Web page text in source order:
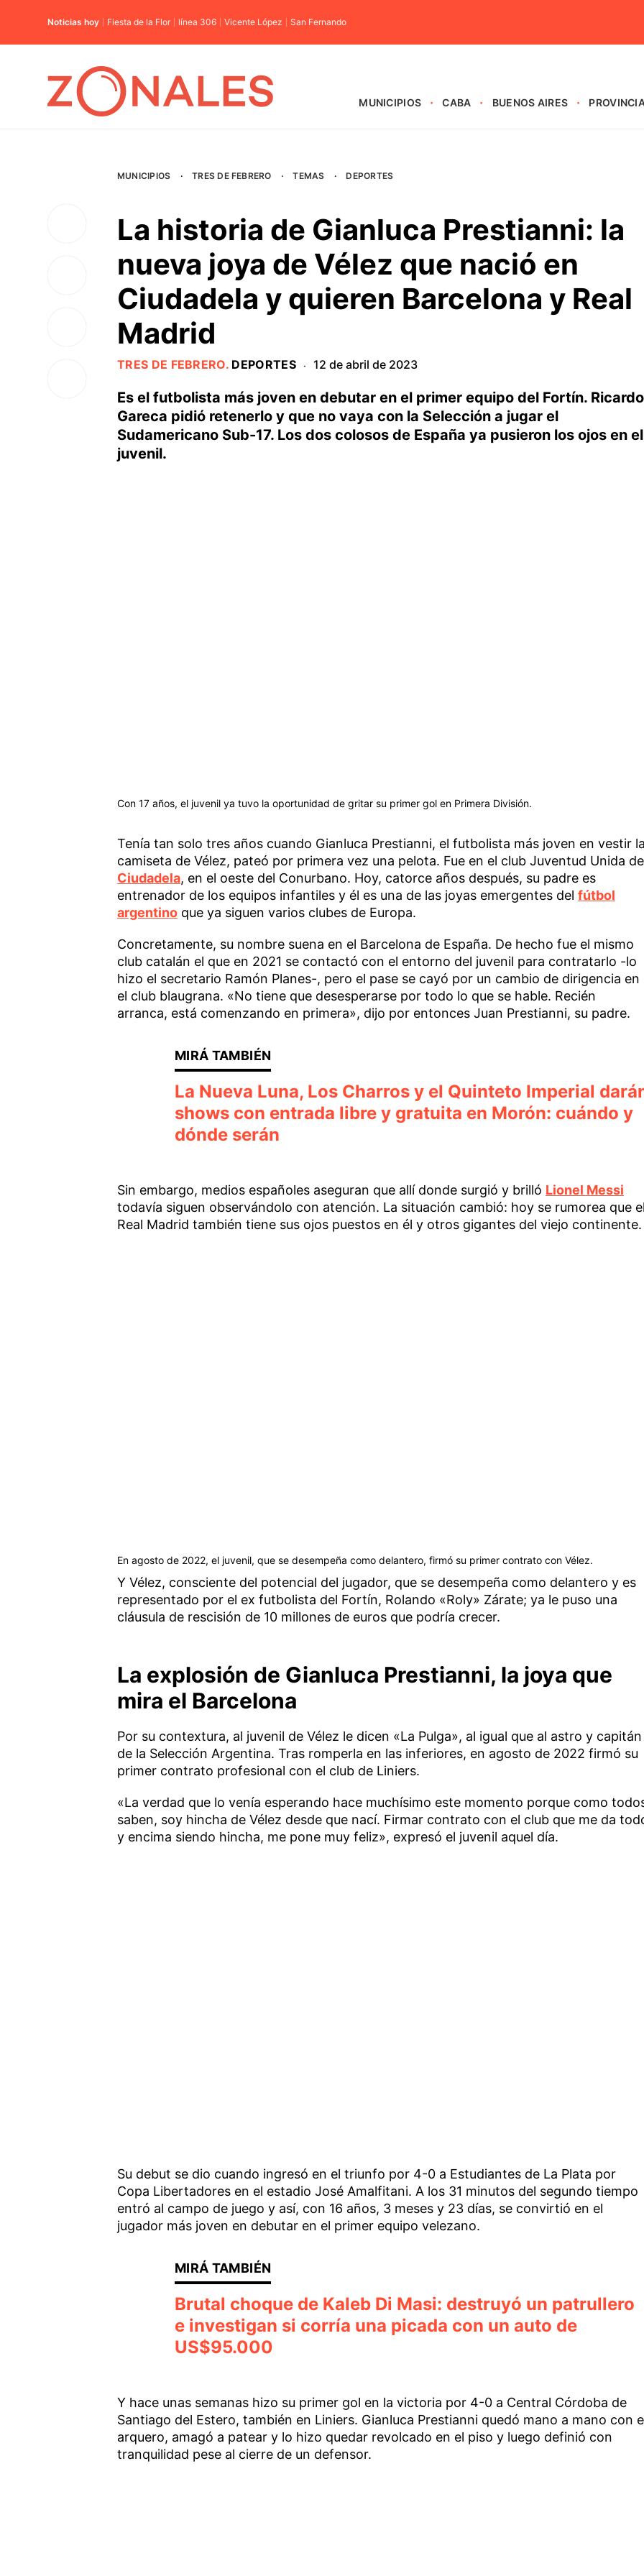
Noticias hoy Fiesta de la Flor línea 306 Vicente López San Fernando
MUNICIPIOS CABA BUENOS AIRES
MUNICIPIOS · TRES DE FEBRERO · TEMAS · DEPORTES
La historia de Gianluca Prestianni: la
nueva joya de Vélez que nació en
Ciudadela y quieren Barcelona y Real
Madrid
TRES DE FEBRERO. DEPORTES · 12 de abril de 2023
Es el futbolista más joven en debutar en el primer equipo del Fortín. Ricardo
Gareca pidió retenerlo y que no vaya con la Selección a jugar el
Sudamericano Sub-17. Los dos colosos de España ya pusieron los ojos en el
juvenil.
Con 17 años, el juvenil ya tuvo la oportunidad de gritar su primer gol en Primera División.
Tenía tan solo tres años cuando Gianluca Prestianni, el futbolista más joven en vestir
camiseta de Vélez, pateó por primera vez una pelota. Fue en el club Juventud Unida de
Ciudadela, en el oeste del Conurbano. Hoy, catorce años después, su padre es
entrenador de los equipos infantiles y él es una de las joyas emergentes del fútbol
argentinoque ya siguen varios clubes de Europa.
Concretamente, su nombre suena en el Barcelona de España. De hecho fue el mismo
club catalán el que en 2021 se contactó con el entorno del juvenil para contratarlo -lo
hizo el secretario Ramón Planes-, pero el pase se cayó por un cambio de dirigencia en
el club blaugrana. «No tiene que desesperarse por todo lo que se hable. Recién
arranca, está comenzando en primera», dijo por entonces Juan Prestianni, su padre.
La Nueva Luna, Los Charros y el Quinteto Imperial
shows con entrada libre y gratuita en Morón: cuándo y
dónde serán
Sin embargo, medios españoles aseguran que allí donde surgió y brilló Lionel Messi
todavía siguen observándolo con atención. La situación cambió: hoy se rumorea que
Real Madrid también tiene sus ojos puestos en él y otros gigantes del viejo continente.
En agosto de 2022, el juvenil, que se desempeña como delantero, firmó su primer contrato con Vélez.
Y Vélez, consciente del potencial del jugador, que se desempeña como delantero y es
representado por el ex futbolista del Fortín, Rolando «Roly» Zárate; ya le puso una
cláusula de rescisión de 10 millones de euros que podría crecer.
La explosión de Gianluca Prestianni, la joya que
mira el Barcelona
Por su contextura, al juvenil de Vélez le dicen «La Pulga», al igual que al astro y capitán
de la Selección Argentina. Tras romperla en las inferiores, en agosto de 2022 firmó su
primer contrato profesional con el club de Liniers.
«La verdad que lo venía esperando hace muchísimo este momento porque como
saben, soy hincha de Vélez desde que nací. Firmar contrato con el club que me da
y encima siendo hincha, me pone muy feliz», expresó el juvenil aquel día.
Su debut se dio cuando ingresó en el triunfo por 4-0 a Estudiantes de La Plata por
Copa Libertadores en el estadio José Amalfitani. A los 31 minutos del segundo tiempo
entró al campo de juego y así, con 16 años, 3 meses y 23 días, se convirtió en el
jugador más joven en debutar en el primer equipo velezano.
Brutal choque de Kaleb Di Masi: destruyó un patrullero
e investigan si corría una picada con un auto de
US$95.000
Y hace unas semanas hizo su primer gol en la victoria por 4-0 a Central Córdoba de
Santiago del Estero, también en Liniers. Gianluca Prestianni quedó mano a mano con
arquero, amagó a patear y lo hizo quedar revolcado en el piso y luego definió con
tranquilidad pese al cierre de un defensor.